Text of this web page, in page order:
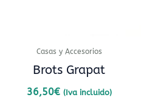
Casas y Accesorios
Brots Grapat
36,50€ (Iva incluido)